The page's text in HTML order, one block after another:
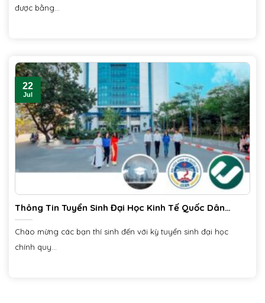
được bằng...
Thông Tin Tuyển Sinh Đại Học Kinh Tế Quốc Dân
(NEU) Năm 2025 – Chi Tiết Mới Nhất
Chào mừng các bạn thí sinh đến với kỳ tuyển sinh đại học
chính quy...
22
Jul